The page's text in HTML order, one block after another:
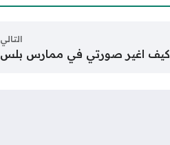
التالي
كيف اغير صورتي في ممارس بلس